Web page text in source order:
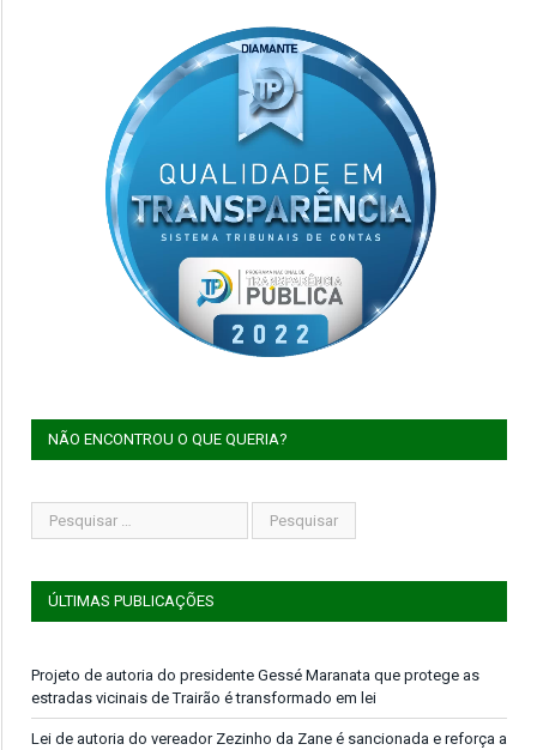
NÃO ENCONTROU O QUE QUERIA?
ÚLTIMAS PUBLICAÇÕES
Projeto de autoria do presidente Gessé Maranata que protege as
estradas vicinais de Trairão é transformado em lei
Lei de autoria do vereador Zezinho da Zane é sancionada e reforça a